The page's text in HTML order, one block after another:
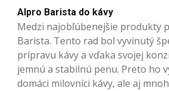
Alpro Barista do kávy
Medzi najobľúbenejšie produkty
Barista. Tento rad bol vyvinutý
prípravu kávy a vďaka svojej
jemnú a stabilnú penu. Preto ho
domáci milovníci kávy, ale aj